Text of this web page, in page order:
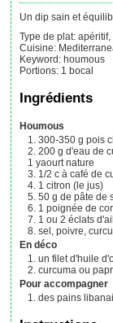
Un dip sain et
Type de plat:
Cuisine:
Keyword: houmous
Portions: 1 bocal
Ingrédients
Houmous
300-350 g pois
200 g d'eau de
1 yaourt nature
1/2 c à café de
1 citron (le jus)
50 g de pâte de
1 poignée de
1 ou 2 éclats d'ail
sel, poivre,
En déco
un filet d'huile
curcuma ou
Pour accompagner
des pains